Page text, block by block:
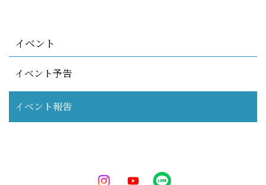
イベント
イベント予告
イベント報告